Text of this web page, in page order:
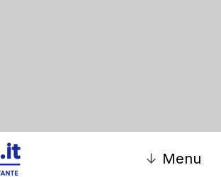
↓ Menu